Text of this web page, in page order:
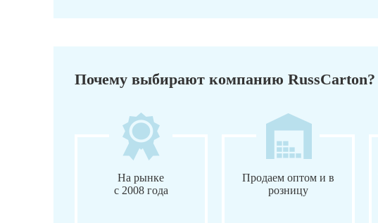
Почему выбирают компанию RussCarton?
На рынке
с 2008 года
Продаем оптом и в
розницу